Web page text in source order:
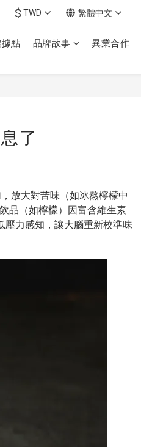
$ TWD 繁體中文
點 品牌故事 異業合作
了
放大對苦味（如冰熬檸檬中
品（如檸檬）因富含維生素
壓力感知，讓大腦重新校準味